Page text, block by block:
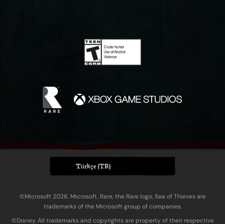
Türkçe (TR)
©Microsoft 2026. Microsoft, Rare, the Rare logo, Sea of Thieves are
trademarks of the Microsoft group of companies.
©Disney. All trademarks and copyrights are property of their respective